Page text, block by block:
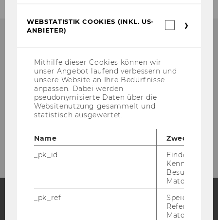
Rech­nungs­we­sen
Ab­tei­lung für Rech­nungs­we­sen, Steu­ern
und Jah­res­ab­schluss­prü­fung
Welt­han­dels­platz 1, Ge­bäu­de AD, 1. OG
A-​1020 Wien
Fax: +43/1/31336-​905841
Blog
WEBSTATISTIK COOKIES (INKL. US-
ANBIETER)
Mithilfe dieser Cookies können wir
unser Angebot laufend verbessern und
unsere Website an Ihre Bedürfnisse
anpassen. Dabei werden
pseudonymisierte Daten über die
Websitenutzung gesammelt und
statistisch ausgewertet.
Name
Zweck
_pk_id
Eindeutige
Besuchers
Matomo.
_pk_ref
Speicherung
Referrers
Matomo.